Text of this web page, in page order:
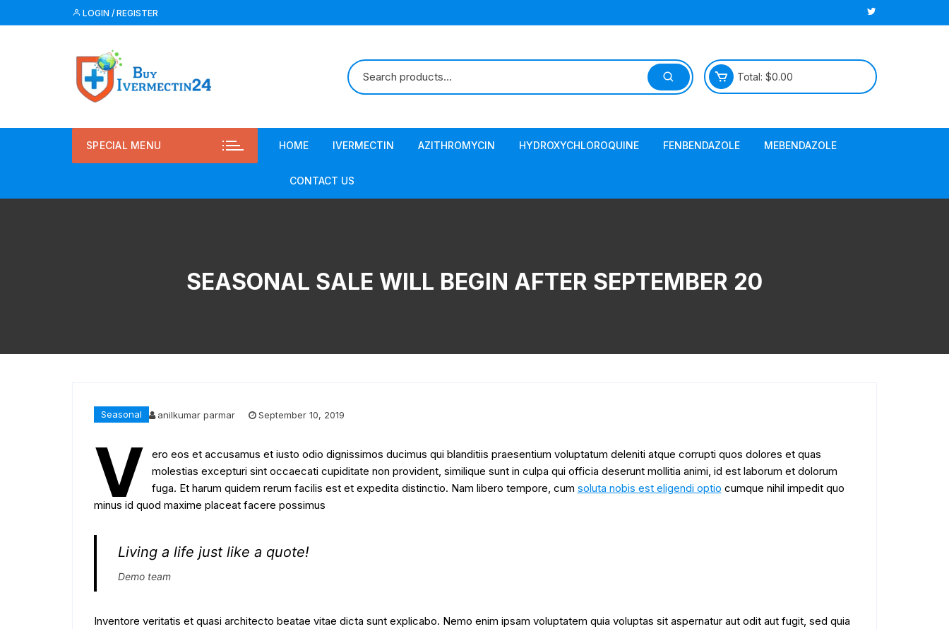
LOGIN / REGISTER
Total: $0.00
SPECIAL MENU HOME IVERMECTIN AZITHROMYCIN HYDROXYCHLOROQUINE FENBENDAZOLE MEBENDAZOLE
CONTACT US
SEASONAL SALE WILL BEGIN AFTER SEPTEMBER 20
Seasonal anilkumar parmar September 10, 2019
V
ero eos et accusamus et iusto odio dignissimos ducimus qui blanditiis praesentium voluptatum deleniti atque corrupti quos dolores et quas
molestias excepturi sint occaecati cupiditate non provident, similique sunt in culpa qui officia deserunt mollitia animi, id est laborum et dolorum
fuga. Et harum quidem rerum facilis est et expedita distinctio. Nam libero tempore, cum soluta nobis est eligendi optio cumque nihil impedit quo
minus id quod maxime placeat facere possimus
Living a life just like a quote!
Demo team
Inventore veritatis et quasi architecto beatae vitae dicta sunt explicabo. Nemo enim ipsam voluptatem quia voluptas sit aspernatur aut odit aut fugit, sed quia